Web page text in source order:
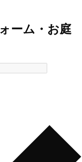
ーム・お庭